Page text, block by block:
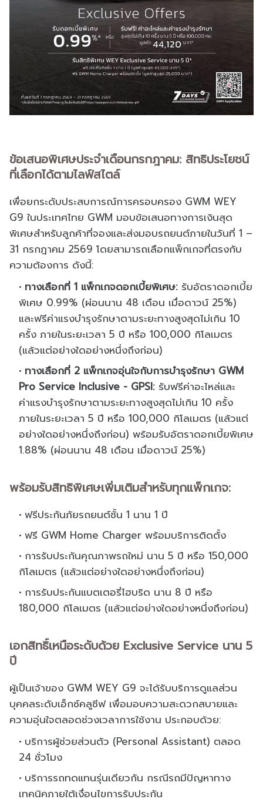
ข้อเสนอพิเศษประจำเดือนกรกฎาคม: สิทธิประโยชน์
ที่เลือกได้ตามไลฟ์สไตล์
เพื่อยกระดับประสบการณ์การครอบครอง GWM WEY
G9 ในประเทศไทย GWM มอบข้อเสนอทางการเงินสุด
พิเศษสำหรับลูกค้าที่จองและส่งมอบรถยนต์ภายในวันที่ 1 –
31 กรกฎาคม 2569 โดยสามารถเลือกแพ็กเกจที่ตรงกับ
ความต้องการ ดังนี้:
ทางเลือกที่ 1 แพ็กเกจดอกเบี้ยพิเศษ: รับอัตราดอกเบี้ย
พิเศษ 0.99% (ผ่อนนาน 48 เดือน เมื่อดาวน์ 25%)
และฟรีค่าแรงบำรุงรักษาตามระยะทางสูงสุดไม่เกิน 10
ครั้ง ภายในระยะเวลา 5 ปี หรือ 100,000 กิโลเมตร
(แล้วแต่อย่างใดอย่างหนึ่งถึงก่อน)
ทางเลือกที่ 2 แพ็กเกจอุ่นใจกับการบำรุงรักษา GWM
Pro Service Inclusive - GPSI: รับฟรีค่าอะไหล่และ
ค่าแรงบำรุงรักษาตามระยะทางสูงสุดไม่เกิน 10 ครั้ง
ภายในระยะเวลา 5 ปี หรือ 100,000 กิโลเมตร (แล้วแต่
อย่างใดอย่างหนึ่งถึงก่อน) พร้อมรับอัตราดอกเบี้ยพิเศษ
1.88% (ผ่อนนาน 48 เดือน เมื่อดาวน์ 25%)
พร้อมรับสิทธิพิเศษเพิ่มเติมสำหรับทุกแพ็กเกจ:
ฟรีประกันภัยรถยนต์ชั้น 1 นาน 1 ปี
ฟรี GWM Home Charger พร้อมบริการติดตั้ง
การรับประกันคุณภาพรถใหม่ นาน 5 ปี หรือ 150,000
กิโลเมตร (แล้วแต่อย่างใดอย่างหนึ่งถึงก่อน)
การรับประกันแบตเตอรี่ไฮบริด นาน 8 ปี หรือ
180,000 กิโลเมตร (แล้วแต่อย่างใดอย่างหนึ่งถึงก่อน)
เอกสิทธิ์เหนือระดับด้วย Exclusive Service นาน 5
ปี
ผู้เป็นเจ้าของ GWM WEY G9 จะได้รับบริการดูแลส่วน
บุคคลระดับเอ็กซ์คลูซีฟ เพื่อมอบความสะดวกสบายและ
ความอุ่นใจตลอดช่วงเวลาการใช้งาน ประกอบด้วย:
บริการผู้ช่วยส่วนตัว (Personal Assistant) ตลอด
24 ชั่วโมง
บริการรถทดแทนรุ่นเดียวกัน กรณีรถมีปัญหาทาง
เทคนิคภายใต้เงื่อนไขการรับประกัน